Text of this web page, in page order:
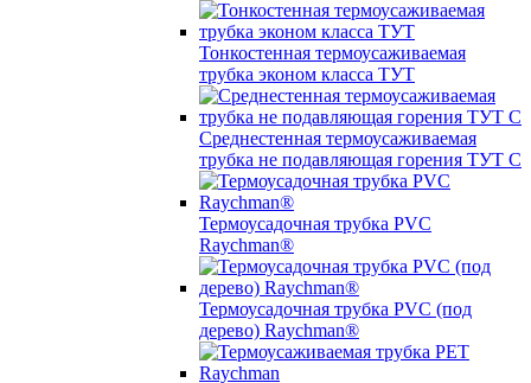
Тонкостенная термоусаживаемая
трубка эконом класса ТУТ
Среднестенная термоусаживаемая
трубка не подавляющая горения ТУТ С
Термоусадочная трубка PVC
Raychman®
Термоусадочная трубка PVC (под
дерево) Raychman®